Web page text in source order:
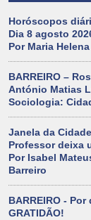
Horóscopos
Dia 8 agosto
Por Maria Helena
BARREIRO –
António Matias
Sociologia:
Janela da
Professor deixa
Por Isabel
Barreiro
BARREIRO -
GRATIDÃO!